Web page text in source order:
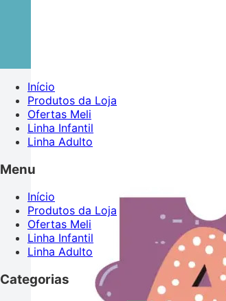
Início
Produtos da Loja
Ofertas Meli
Linha Infantil
Linha Adulto
Menu
Início
Produtos da Loja
Ofertas Meli
Linha Infantil
Linha Adulto
Categorias